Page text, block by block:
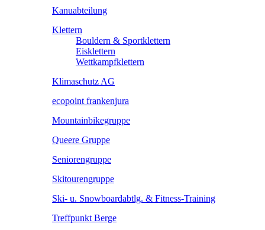
Kanuabteilung
Klettern
Bouldern & Sportklettern
Eisklettern
Wettkampfklettern
Klimaschutz AG
ecopoint frankenjura
Mountainbikegruppe
Queere Gruppe
Seniorengruppe
Skitourengruppe
Ski- u. Snowboardabtlg. & Fitness-Training
Treffpunkt Berge